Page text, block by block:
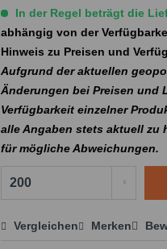
In der Regel beträgt die
abhängig von der
Hinweis zu Preisen und
Aufgrund der aktuellen
Änderungen bei Preisen und
Verfügbarkeit einzelner
alle Angaben stets aktuell zu
für mögliche Abweichungen.
Preis anfragen
Vergleichen Merken